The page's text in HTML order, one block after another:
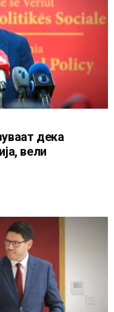
дека
вели